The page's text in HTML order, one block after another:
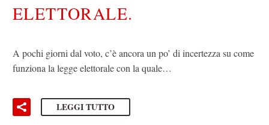
ELETTORALE.
A pochi giorni dal voto, c’è ancora un po’ di incertezza su come
funziona la legge elettorale con la quale…
LEGGI TUTTO